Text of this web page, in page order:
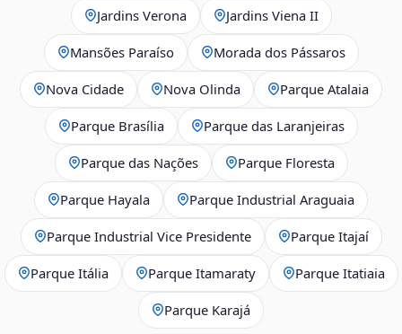
Jardins Verona Jardins Viena II
Mansões Paraíso Morada dos Pássaros
Nova Cidade Nova Olinda Parque Atalaia
Parque Brasília Parque das Laranjeiras
Parque das Nações Parque Floresta
Parque Hayala Parque Industrial Araguaia
Parque Industrial Vice Presidente Parque Itajaí
Parque Itália Parque Itamaraty Parque Itatiaia
Parque Karajá